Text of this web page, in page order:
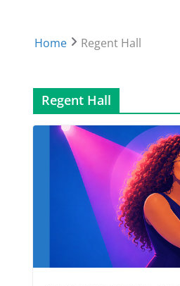
Home Regent Hall
Regent Hall